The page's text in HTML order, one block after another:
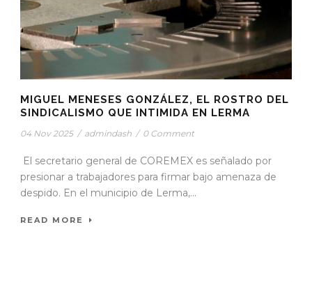
MIGUEL MENESES GONZÁLEZ, EL ROSTRO DEL
SINDICALISMO QUE INTIMIDA EN LERMA
04 Nov 2025 / admindash / 0 Comment
El secretario general de COREMEX es señalado por
presionar a trabajadores para firmar bajo amenaza de
despido. En el municipio de Lerma,...
READ MORE